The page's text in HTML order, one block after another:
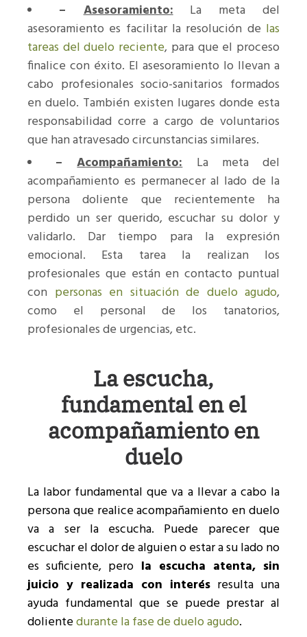
–Asesoramiento:La meta del
asesoramiento es facilitar la resolución de las
tareas del duelo reciente, para que el proceso
finalice con éxito. El asesoramiento lo llevan a
cabo profesionales socio-sanitarios formados
en duelo. También existen lugares donde esta
responsabilidad corre a cargo de voluntarios
que han atravesado circunstancias similares.
–Acompañamiento:La meta del
acompañamiento es permanecer al lado de la
persona doliente que recientemente ha
perdido un ser querido, escuchar su dolor y
validarlo. Dar tiempo para la expresión
emocional. Esta tarea la realizan los
profesionales que están en contacto puntual
con personas en situación de duelo agudo,
como el personal de los tanatorios,
profesionales de urgencias, etc.
La escucha,
fundamental en el
acompañamiento en
duelo
La labor fundamental que va a llevar a cabo la
persona que realice acompañamiento en duelo
va a ser la escucha. Puede parecer que
escuchar el dolor de alguien o estar a su lado no
es suficiente, pero la escucha atenta, sin
juicio y realizada con interés resulta una
ayuda fundamental que se puede prestar al
dolientedurante la fase de duelo agudo.